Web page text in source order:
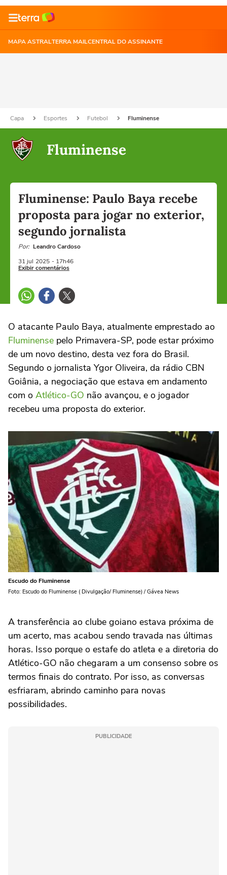
MAPA ASTRALTERRA MAILCENTRAL DO ASSINANTE
Capa Esportes Futebol Fluminense
Fluminense
Fluminense: Paulo Baya recebe
proposta para jogar no exterior,
segundo jornalista
Por: Leandro Cardoso
31 jul 2025 - 17h46
Exibir comentários
O atacante Paulo Baya, atualmente emprestado ao
Fluminense pelo Primavera-SP, pode estar próximo
de um novo destino, desta vez fora do Brasil.
Segundo o jornalista Ygor Oliveira, da rádio CBN
Goiânia, a negociação que estava em andamento
com o Atlético-GO não avançou, e o jogador
recebeu uma proposta do exterior.
Escudo do Fluminense
Foto: Escudo do Fluminense ( Divulgação/ Fluminense) / Gávea News
A transferência ao clube goiano estava próxima de
um acerto, mas acabou sendo travada nas últimas
horas. Isso porque o estafe do atleta e a diretoria do
Atlético-GO não chegaram a um consenso sobre os
termos finais do contrato. Por isso, as conversas
esfriaram, abrindo caminho para novas
possibilidades.
PUBLICIDADE